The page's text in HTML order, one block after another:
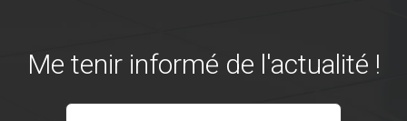
Me tenir informé de l'actualité !